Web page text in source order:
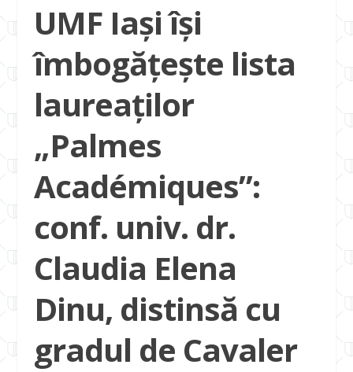
UMF Iași își
îmbogățește lista
laureaților
„Palmes
Académiques”:
conf. univ. dr.
Claudia Elena
Dinu, distinsă cu
gradul de Cavaler